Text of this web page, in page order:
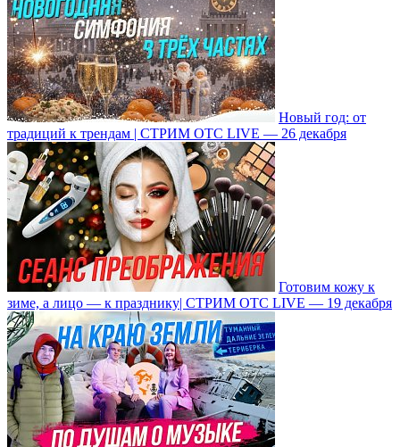
Новый год: от
традиций к трендам | СТРИМ ОТС LIVE — 26 декабря
Готовим кожу к
зиме, а лицо — к празднику| СТРИМ ОТС LIVE — 19 декабря